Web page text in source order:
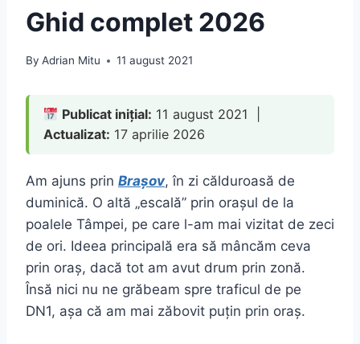
Ghid complet 2026
By Adrian Mitu 11 august 2021
Publicat inițial: 11 august 2021 |
Actualizat: 17 aprilie 2026
Am ajuns prin Brașov, în zi călduroasă de
duminică. O altă „escală” prin orașul de la
poalele Tâmpei, pe care l-am mai vizitat de zeci
de ori. Ideea principală era să mâncăm ceva
prin oraș, dacă tot am avut drum prin zonă.
Însă nici nu ne grăbeam spre traficul de pe
DN1, așa că am mai zăbovit puțin prin oraș.